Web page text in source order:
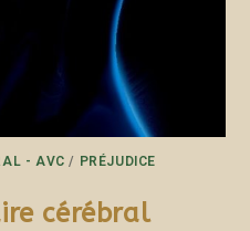
- AVC / PRÉJUDICE
cérébral